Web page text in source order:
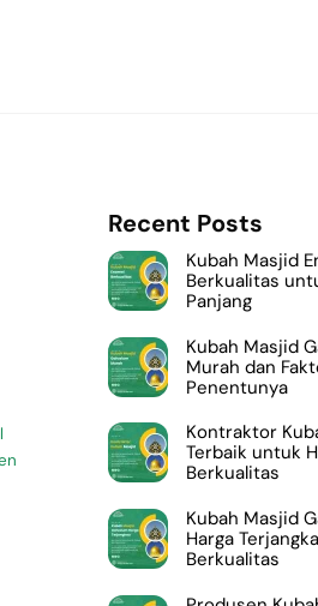
Recent Posts
Kubah Masjid
Berkualitas
Panjang
Kubah Masjid
Murah dan
Penentunya
Kontraktor
Terbaik untuk
Berkualitas
Kubah Masjid
Harga
Berkualitas